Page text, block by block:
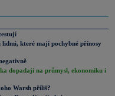
které mají pochybné přínosy
dopadají na průmysl, ekonomiku i
Warsh příliš?